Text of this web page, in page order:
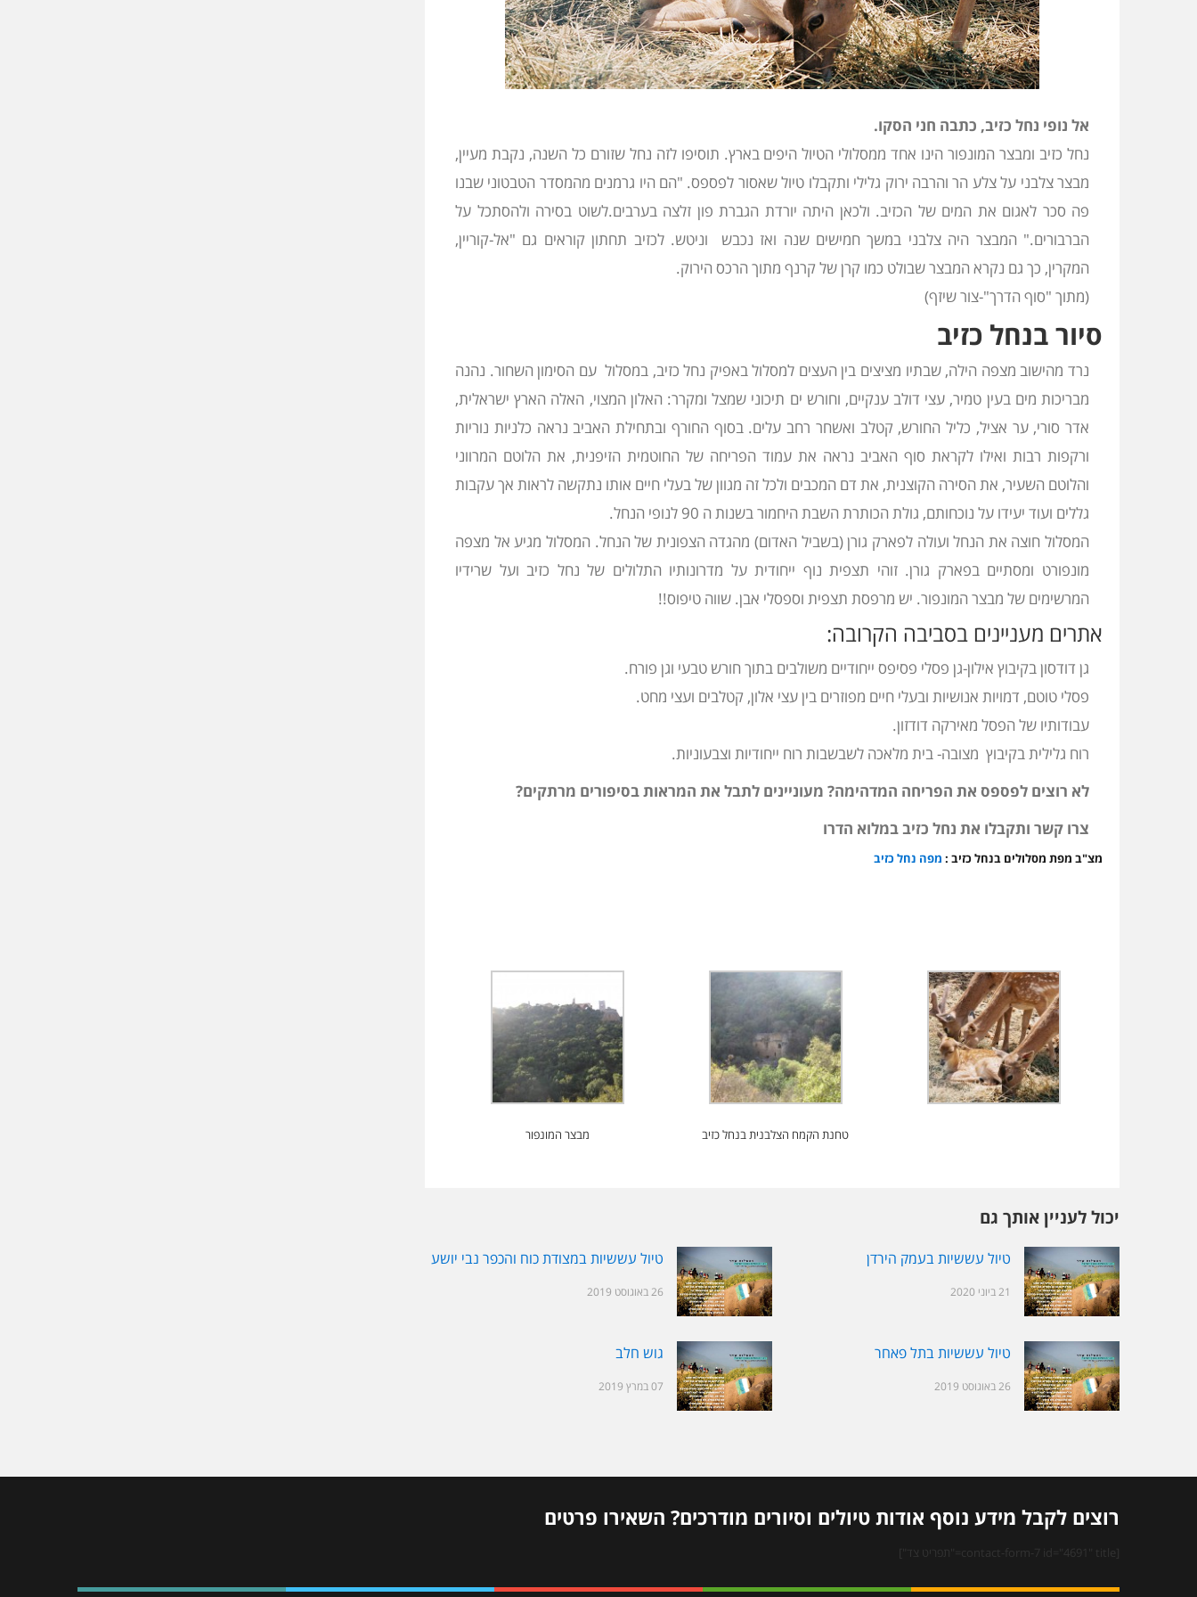
אל נופי נחל כזיב, כתבה חני הסקו.
נחל כזיב ומבצר המונפור הינו אחד ממסלולי הטיול היפים בארץ. תוסיפו לזה נחל שזורם כל השנה, נקבת מעיין,
מבצר צלבני על צלע הר והרבה ירוק גלילי ותקבלו טיול שאסור לפספס. "הם היו גרמנים מהמסדר הטבטוני שבנו
פה סכר לאגום את המים של הכזיב. ולכאן היתה יורדת הגברת פון זלצה בערבים.לשוט בסירה ולהסתכל על
הברבורים." המבצר היה צלבני במשך חמישים שנה ואז נכבש וניטש. לכזיב תחתון קוראים גם "אל-קוריין,
המקרין, כך גם נקרא המבצר שבולט כמו קרן של קרנף מתוך הרכס הירוק.
(מתוך "סוף הדרך"-צור שיזף)
סיור בנחל כזיב
נרד מהישוב מצפה הילה, שבתיו מציצים בין העצים למסלול באפיק נחל כזיב, במסלול עם הסימון השחור. נהנה
מבריכות מים בעין טמיר, עצי דולב ענקיים, וחורש ים תיכוני שמצל ומקרר: האלון המצוי, האלה הארץ ישראלית,
אדר סורי, ער אציל, כליל החורש, קטלב ואשחר רחב עלים. בסוף החורף ובתחילת האביב נראה כלניות נוריות
ורקפות רבות ואילו לקראת סוף האביב נראה את עמוד הפריחה של החוטמית הזיפנית, את הלוטם המרווני
והלוטם השעיר, את הסירה הקוצנית, את דם המכבים ולכל זה מגוון של בעלי חיים אותו נתקשה לראות אך עקבות
גללים ועוד יעידו על נוכחותם, גולת הכותרת השבת היחמור בשנות ה 90 לנופי הנחל.
המסלול חוצה את הנחל ועולה לפארק גורן (בשביל האדום) מהגדה הצפונית של הנחל. המסלול מגיע אל מצפה
מונפורט ומסתיים בפארק גורן. זוהי תצפית נוף ייחודית על מדרונותיו התלולים של נחל כזיב ועל שרידיו
המרשימים של מבצר המונפור. יש מרפסת תצפית וספסלי אבן. שווה טיפוס!!
אתרים מעניינים בסביבה הקרובה:
גן דודסון בקיבוץ אילון-גן פסלי פסיפס ייחודיים משולבים בתוך חורש טבעי וגן פורח.
פסלי טוטם, דמויות אנושיות ובעלי חיים מפוזרים בין עצי אלון, קטלבים ועצי מחט.
עבודותיו של הפסל מאירקה דודזון.
רוח גלילית בקיבוץ מצובה- בית מלאכה לשבשבות רוח ייחודיות וצבעוניות.
לא רוצים לפספס את הפריחה המדהימה? מעוניינים לתבל את המראות בסיפורים מרתקים?
צרו קשר ותקבלו את נחל כזיב במלוא הדרו
מצ"ב מפת מסלולים בנחל כזיב : מפה נחל כזיב
טחנת הקמח הצלבנית בנחל כזיב מבצר המונפור
יכול לעניין אותך גם
טיול עששיות בעמק הירדן
21 ביוני 2020
טיול עששיות במצודת כוח והכפר נבי יושע
26 באוגוסט 2019
טיול עששיות בתל פאחר
26 באוגוסט 2019
גוש חלב
07 במרץ 2019
רוצים לקבל מידע נוסף אודות טיולים וסיורים מודרכים? השאירו פרטים
[contact-form-7 id="4691" title="תפריט צד"]